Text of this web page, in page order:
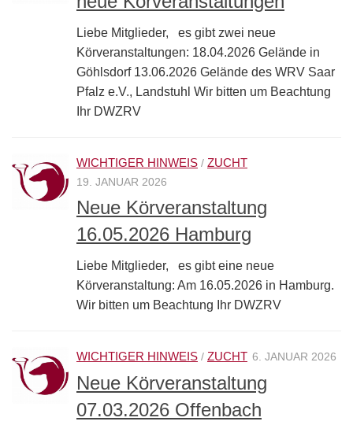
Liebe Mitglieder, es gibt zwei neue
Körveranstaltungen: 18.04.2026 Gelände in
Göhlsdorf 13.06.2026 Gelände des WRV Saar
Pfalz e.V., Landstuhl Wir bitten um Beachtung
Ihr DWZRV
WICHTIGER HINWEIS / ZUCHT
19. JANUAR 2026
Neue Körveranstaltung
16.05.2026 Hamburg
Liebe Mitglieder, es gibt eine neue
Körveranstaltung: Am 16.05.2026 in Hamburg.
Wir bitten um Beachtung Ihr DWZRV
WICHTIGER HINWEIS / ZUCHT 6. JANUAR 2026
Neue Körveranstaltung
07.03.2026 Offenbach